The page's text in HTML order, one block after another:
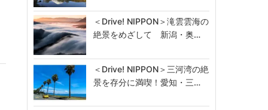
＜Drive! NIPPON＞滝雲雲海の
絶景をめざして 新潟・奥…
＜Drive! NIPPON＞三河湾の絶
景を存分に満喫！愛知・三…